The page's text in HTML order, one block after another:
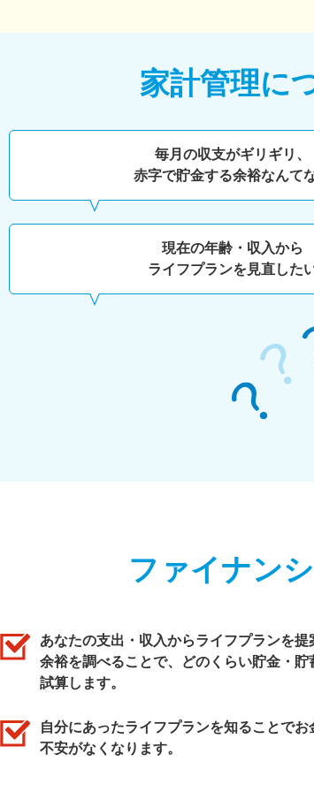
家計管理に
毎月の収支がギリギリ、
赤字で貯金する余裕なんて
現在の年齢・収入から
ライフプランを見直した
ファイナン
あなたの支出・収入からライフプランを提
余裕を調べることで、どのくらい貯金・貯
試算します。
自分にあったライフプランを知ることでお
不安がなくなります。